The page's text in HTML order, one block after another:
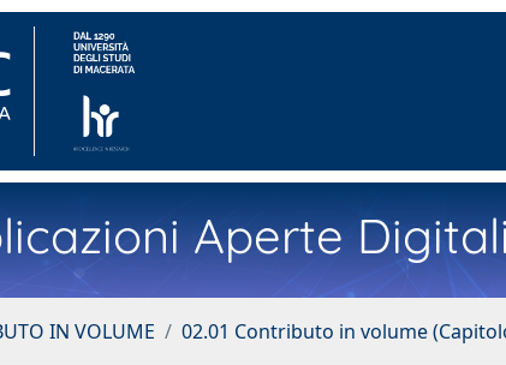
Aperte
IN VOLUME 02.01 Contributo in volume